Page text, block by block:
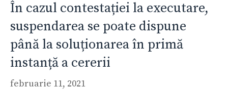
În cazul contestației la executare,
suspendarea se poate dispune
până la soluționarea în primă
instanță a cererii
februarie 11, 2021